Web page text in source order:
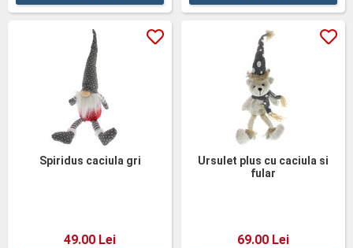
Spiridus caciula gri
49.00 Lei
Ursulet plus cu caciula si
fular
69.00 Lei